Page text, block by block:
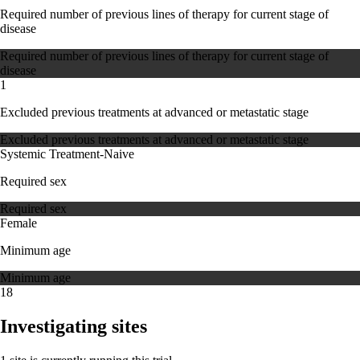
Required number of previous lines of therapy for current stage of
disease
Required number of previous lines of therapy for current stage of
disease
1
Excluded previous treatments at advanced or metastatic stage
Excluded previous treatments at advanced or metastatic stage
Systemic Treatment-Naive
Required sex
Required sex
Female
Minimum age
Minimum age
18
Investigating sites